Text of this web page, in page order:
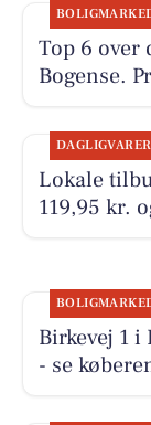
Top 6 over
Bogense.
DAGLIGVARER
Lokale
119,95 kr.
Birkevej 1 i
- se